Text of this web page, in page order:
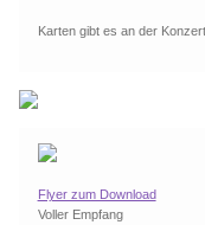
Karten gibt es an der
Flyer zum Download
Voller Empfang